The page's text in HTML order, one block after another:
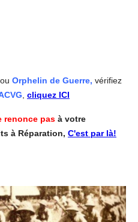
ou Orphelin de Guerre, vérifiez
cliquez ICI
renonce pas à votre
à Réparation, C'est par là!